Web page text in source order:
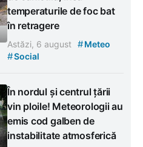
temperaturile de foc bat
în retragere
Astăzi, 6 august #Meteo
#Social
În nordul și centrul țării
vin ploile! Meteorologii au
emis cod galben de
instabilitate atmosferică